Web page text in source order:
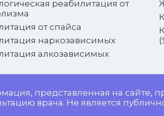
реабилитация от
от спайса
наркозависимых
алкозависимых
представленная на сайте,
врача. Не является